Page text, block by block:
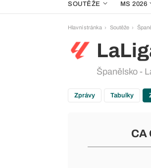
SOUTĚŽE MS 2026
Hlavní stránka Soutěže
Španělsko -
Zprávy Tabulky
CA